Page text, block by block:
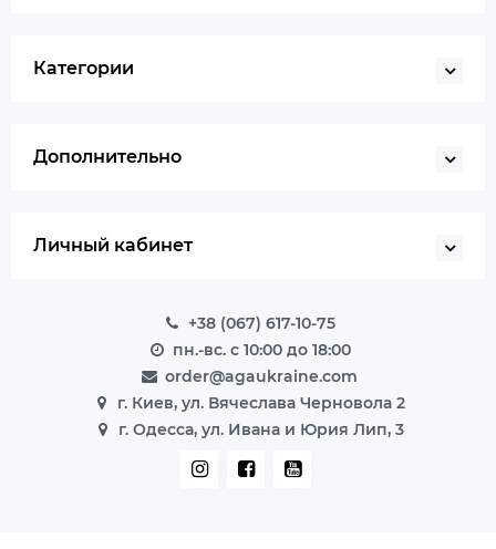
Категории
Дополнительно
Личный кабинет
+38 (067) 617-10-75
пн.-вс. с 10:00 до 18:00
order@agaukraine.com
г. Киев, ул. Вячеслава Черновола 2
г. Одесса, ул. Ивана и Юрия Лип, 3